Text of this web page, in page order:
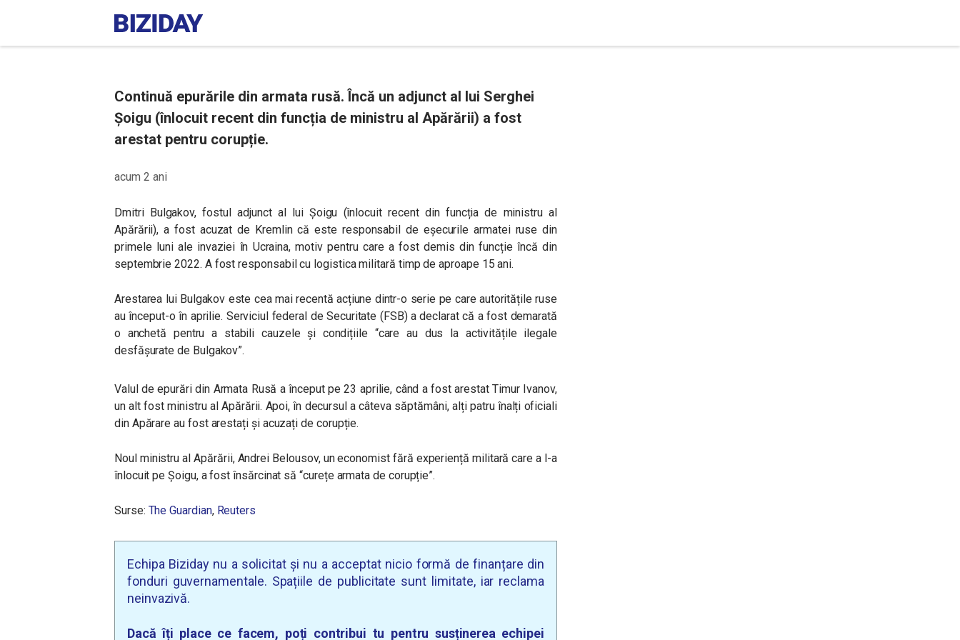
Continuă epurările din armata rusă. Încă un adjunct al lui Serghei
Șoigu (înlocuit recent din funcția de ministru al Apărării) a fost
arestat pentru corupție.
acum 2 ani
Dmitri Bulgakov, fostul adjunct al lui Șoigu (înlocuit recent din funcția de ministru al
Apărării), a fost acuzat de Kremlin că este responsabil de eșecurile armatei ruse din
primele luni ale invaziei în Ucraina, motiv pentru care a fost demis din funcție încă din
septembrie 2022. A fost responsabil cu logistica militară timp de aproape 15 ani.
Arestarea lui Bulgakov este cea mai recentă acțiune dintr-o serie pe care autoritățile ruse
au început-o în aprilie. Serviciul federal de Securitate (FSB) a declarat că a fost demarată
o anchetă pentru a stabili cauzele și condițiile “care au dus la activitățile ilegale
desfășurate de Bulgakov”.
Valul de epurări din Armata Rusă a început pe 23 aprilie, când a fost arestat Timur Ivanov,
un alt fost ministru al Apărării. Apoi, în decursul a câteva săptămâni, alți patru înalți oficiali
din Apărare au fost arestați și acuzați de corupție.
Noul ministru al Apărării, Andrei Belousov, un economist fără experiență militară care a l-a
înlocuit pe Șoigu, a fost însărcinat să “curețe armata de corupție”.
Surse: The Guardian, Reuters
Echipa Biziday nu a solicitat și nu a acceptat nicio formă de finanțare din
fonduri guvernamentale. Spațiile de publicitate sunt limitate, iar reclama
neinvazivă.
Dacă îți place ce facem, poți contribui tu pentru susținerea echipei